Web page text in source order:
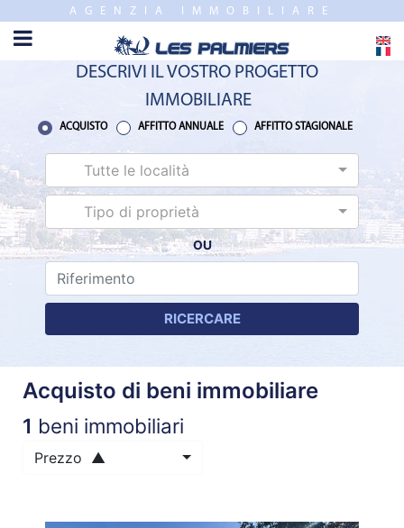
AGENZIA IMMOBILIARE
CHIUDERE
HOME
NUEVO
STIMA
AFFITTO
ANNUALE
STAGIONALE
DESCRIVI IL VOSTRO PROGETTO
IMMOBILIARE
ACQUISTO AFFITTO ANNUALE AFFITTO STAGIONALE
Tutte le località
Tipo di proprietà
OU
RICERCARE
Acquisto di beni immobiliare
1 beni immobiliari
Prezzo ▲